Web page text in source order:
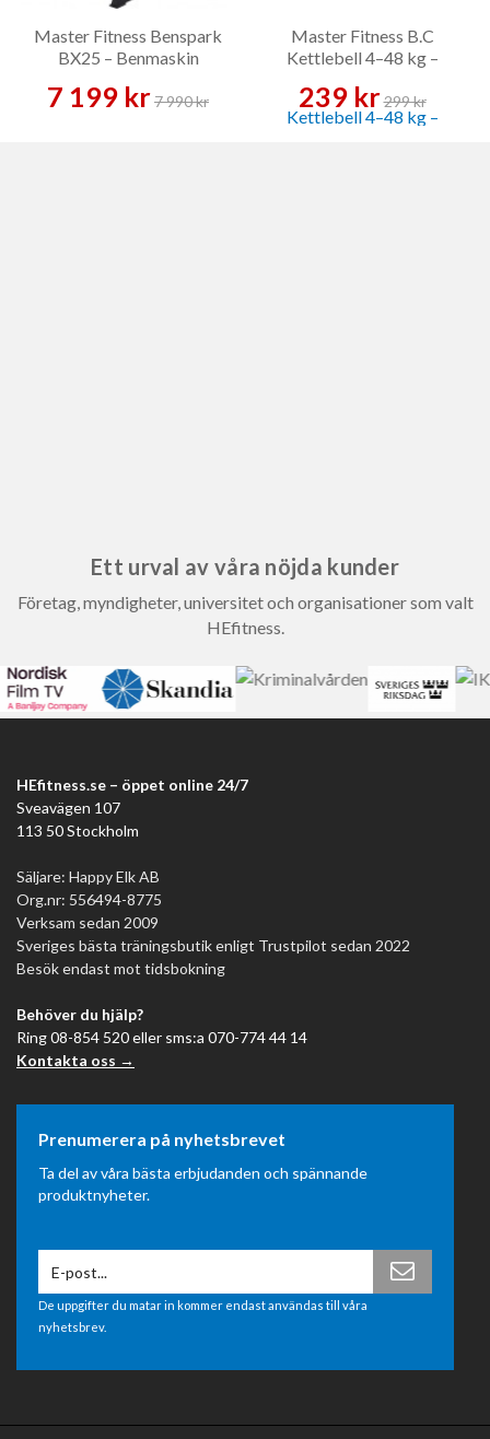
Master Fitness Benspark
BX25 – Benmaskin
7 199 kr7 990 kr
Master Fitness B.C
Kettlebell 4–48 kg –
239 kr299 kr
Ett urval av våra nöjda kunder
Företag, myndigheter, universitet och organisationer som valt
HEfitness.
HEfitness.se – öppet online 24/7
Sveavägen 107
113 50 Stockholm
Säljare: Happy Elk AB
Org.nr: 556494-8775
Verksam sedan 2009
Sveriges bästa träningsbutik enligt Trustpilot sedan 2022
Besök endast mot tidsbokning
Behöver du hjälp?
Ring 08-854 520 eller sms:a 070-774 44 14
Kontakta oss →
Prenumerera på nyhetsbrevet
Ta del av våra bästa erbjudanden och spännande
produktnyheter.
De uppgifter du matar in kommer endast användas till våra
nyhetsbrev.